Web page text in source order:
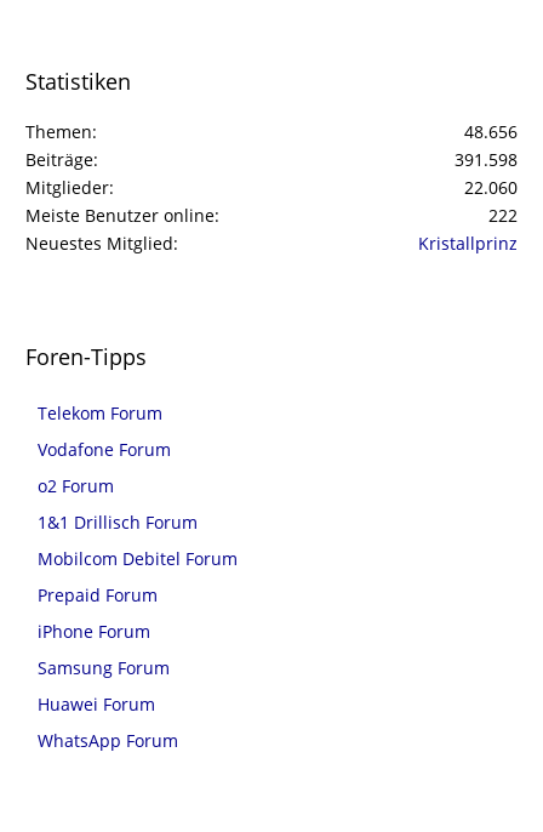
Statistiken
Themen
48.656
Beiträge
391.598
Mitglieder
22.060
Meiste Benutzer online
222
Neuestes Mitglied
Kristallprinz
Foren-Tipps
Telekom Forum
Vodafone Forum
o2 Forum
1&1 Drillisch Forum
Mobilcom Debitel Forum
Prepaid Forum
iPhone Forum
Samsung Forum
Huawei Forum
WhatsApp Forum